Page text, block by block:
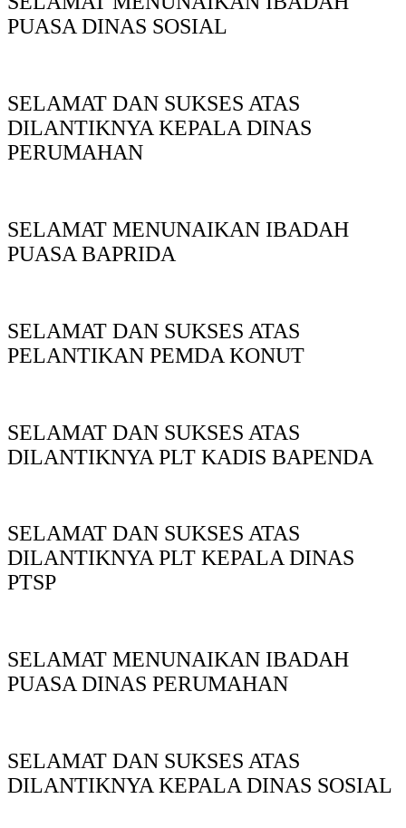
PUASA DINAS SOSIAL
SELAMAT DAN SUKSES ATAS
DILANTIKNYA KEPALA DINAS
PERUMAHAN
SELAMAT MENUNAIKAN IBADAH
PUASA BAPRIDA
SELAMAT DAN SUKSES ATAS
PELANTIKAN PEMDA KONUT
SELAMAT DAN SUKSES ATAS
DILANTIKNYA PLT KADIS BAPENDA
SELAMAT DAN SUKSES ATAS
DILANTIKNYA PLT KEPALA DINAS
PTSP
SELAMAT MENUNAIKAN IBADAH
PUASA DINAS PERUMAHAN
SELAMAT DAN SUKSES ATAS
DILANTIKNYA KEPALA DINAS SOSIAL